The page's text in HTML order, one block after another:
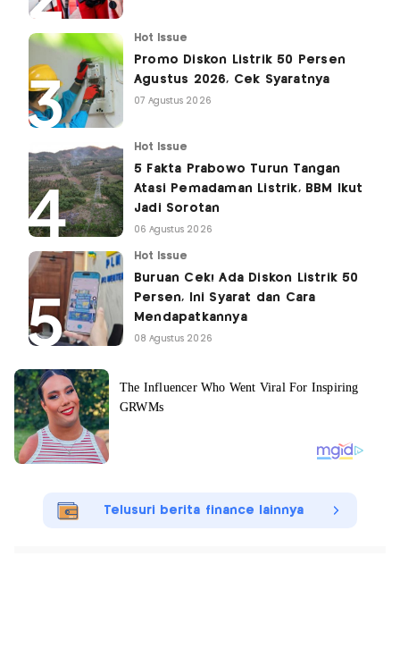
Hot Issue
Promo Diskon Listrik 50 Persen
Agustus 2026, Cek Syaratnya
07 Agustus 2026
Hot Issue
5 Fakta Prabowo Turun Tangan
Atasi Pemadaman Listrik, BBM Ikut
Jadi Sorotan
06 Agustus 2026
Hot Issue
Buruan Cek! Ada Diskon Listrik 50
Persen, Ini Syarat dan Cara
Mendapatkannya
08 Agustus 2026
Telusuri berita finance lainnya